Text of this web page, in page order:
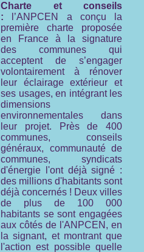
Charte et conseils
: l’ANPCEN a conçu la
première charte proposée
en France à la signature
des communes qui
acceptent de s’engager
volontairement à rénover
leur éclairage extérieur et
ses usages, en intégrant les
dimensions
environnementales dans
leur projet. Près de 400
communes, conseils
généraux, communauté de
communes, syndicats
d'énergie l'ont déjà signé :
des millions d'habitants sont
déjà concernés ! Deux villes
de plus de 100 000
habitants se sont engagées
aux côtés de l'ANPCEN, en
la signant, et montrant que
l'action est possible quelle